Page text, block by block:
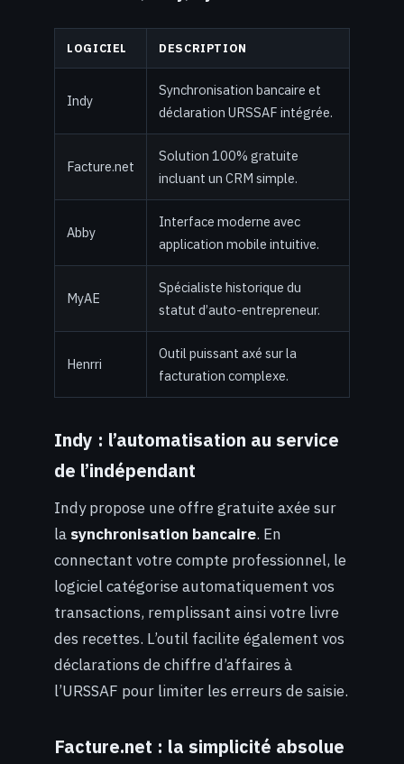
LOGICIEL DESCRIPTION
Indy
Synchronisation bancaire et
déclaration URSSAF intégrée.
Facture.net
Solution 100% gratuite
incluant un CRM simple.
Abby
Interface moderne avec
application mobile intuitive.
MyAE
Spécialiste historique du
statut d’auto-entrepreneur.
Henrri
Outil puissant axé sur la
facturation complexe.
Indy : l’automatisation au service
de l’indépendant
Indy propose une offre gratuite axée sur
la synchronisation bancaire. En
connectant votre compte professionnel, le
logiciel catégorise automatiquement vos
transactions, remplissant ainsi votre livre
des recettes. L’outil facilite également vos
déclarations de chiffre d’affaires à
l’URSSAF pour limiter les erreurs de saisie.
Facture.net : la simplicité absolue